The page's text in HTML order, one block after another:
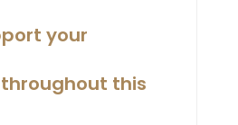
your
this